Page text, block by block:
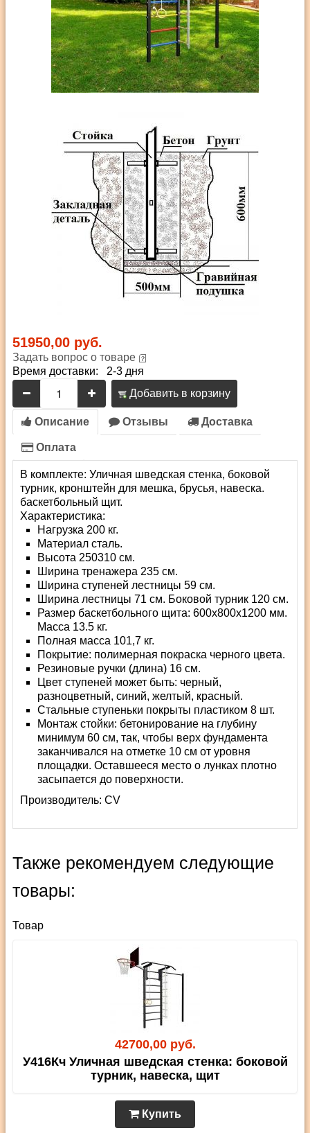
51950,00 руб.
Задать вопрос о товаре
Время доставки: 2-3 дня
Добавить в корзину
Описание Отзывы Доставка
Оплата
В комплекте: Уличная шведская стенка, боковой
турник, кронштейн для мешка, брусья, навеска.
баскетбольный щит.
Характеристика:
Нагрузка 200 кг.
Материал сталь.
Высота 250310 см.
Ширина тренажера 235 см.
Ширина ступеней лестницы 59 см.
Ширина лестницы 71 см. Боковой турник 120 см.
Размер баскетбольного щита: 600x800x1200 мм.
Масса 13.5 кг.
Полная масса 101,7 кг.
Покрытие: полимерная покраска черного цвета.
Резиновые ручки (длина) 16 см.
Цвет ступеней может быть: черный,
разноцветный, синий, желтый, красный.
Стальные ступеньки покрыты пластиком 8 шт.
Монтаж стойки: бетонирование на глубину
минимум 60 см, так, чтобы верх фундамента
заканчивался на отметке 10 см от уровня
площадки. Оставшееся место о лунках плотно
засыпается до поверхности.
Производитель: СV
Также рекомендуем следующие
товары:
Товар
42700,00 руб.
У416Кч Уличная шведская стенка: боковой
турник, навеска, щит
Купить